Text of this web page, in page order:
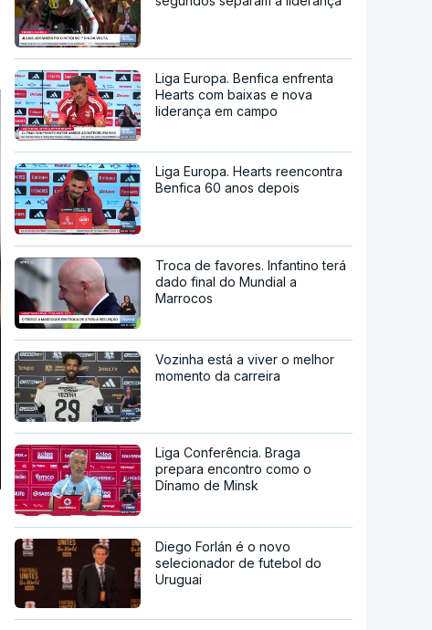
Liga Europa. Benfica enfrenta
Hearts com baixas e nova
liderança em campo
Liga Europa. Hearts reencontra
Benfica 60 anos depois
Troca de favores. Infantino terá
dado final do Mundial a
Marrocos
Vozinha está a viver o melhor
momento da carreira
Liga Conferência. Braga
prepara encontro como o
Dínamo de Minsk
Diego Forlán é o novo
selecionador de futebol do
Uruguai